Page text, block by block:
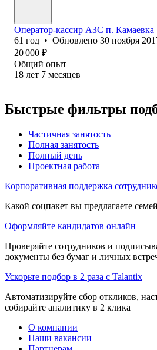
Оператор-кассир АЗС п. Камаевка
61 год • Обновлено 30 ноября
20 000 ₽
Общий опыт
18 лет 7 месяцев
Быстрые фильтры
Частичная занятость
Полная занятость
Полный день
Проектная работа
Корпоративная поддержка
Какой соцпакет вы предлагаете
Оформляйте кандидатов онлайн
Проверяйте сотрудников и
документы без бумаг и личных
Ускорьте подбор в 2 раза с Talantix
Автоматизируйте сбор откликов,
собирайте аналитику в 2 клика
О компании
Наши вакансии